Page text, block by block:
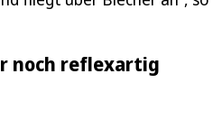
noch reflexartig